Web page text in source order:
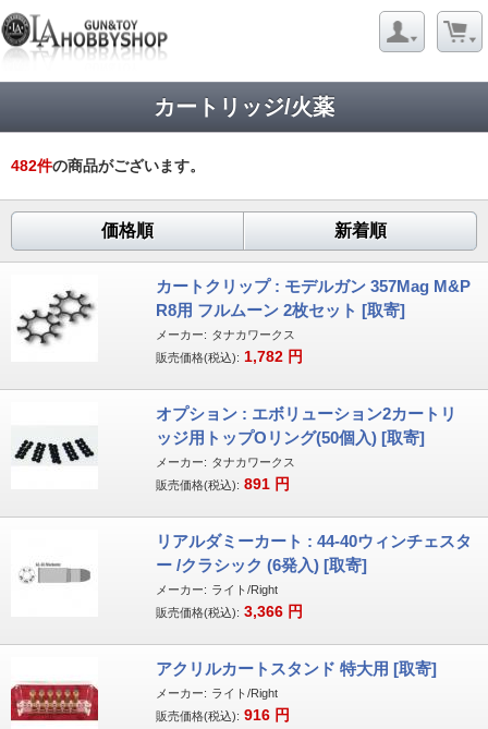
カートリッジ/火薬
482件の商品がございます。
価格順 新着順
カートクリップ : モデルガン 357Mag M&P
R8用 フルムーン 2枚セット [取寄]
メーカー: タナカワークス
販売価格(税込): 1,782 円
オプション : エボリューション2カートリ
ッジ用トップОリング(50個入) [取寄]
メーカー: タナカワークス
販売価格(税込): 891 円
リアルダミーカート : 44-40ウィンチェスタ
ー /クラシック (6発入) [取寄]
メーカー: ライト/Right
販売価格(税込): 3,366 円
アクリルカートスタンド 特大用 [取寄]
メーカー: ライト/Right
販売価格(税込): 916 円